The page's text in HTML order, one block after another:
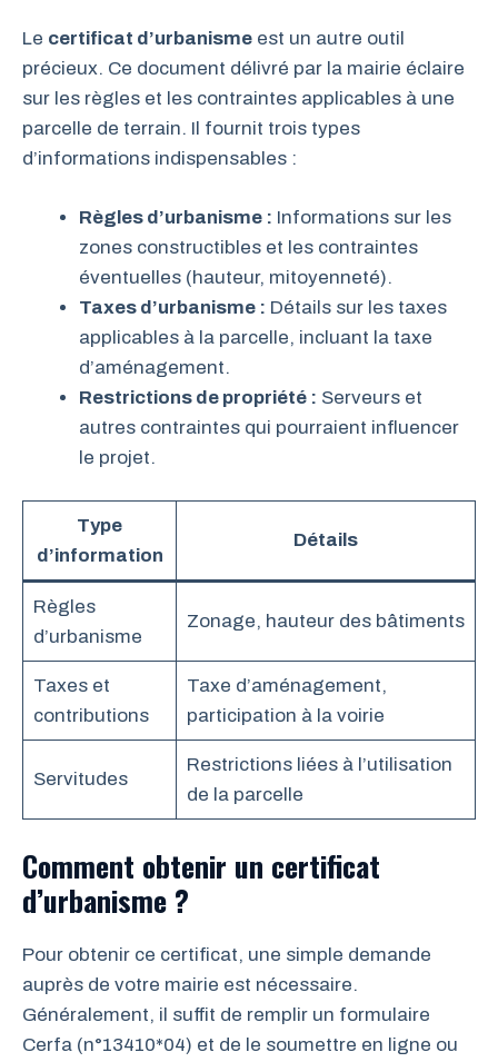
Le certificat d’urbanisme est un autre outil
précieux. Ce document délivré par la mairie éclaire
sur les règles et les contraintes applicables à une
parcelle de terrain. Il fournit trois types
d’informations indispensables :
Règles d’urbanisme : Informations sur les
zones constructibles et les contraintes
éventuelles (hauteur, mitoyenneté).
Taxes d’urbanisme : Détails sur les taxes
applicables à la parcelle, incluant la taxe
d’aménagement.
Restrictions de propriété : Serveurs et
autres contraintes qui pourraient influencer
le projet.
Type
d’information
Détails
Règles
d’urbanisme
Zonage, hauteur des bâtiments
Taxes et
contributions
Taxe d’aménagement,
participation à la voirie
Servitudes
Restrictions liées à l’utilisation
de la parcelle
Comment obtenir un certificat
d’urbanisme ?
Pour obtenir ce certificat, une simple demande
auprès de votre mairie est nécessaire.
Généralement, il suffit de remplir un formulaire
Cerfa (n°13410*04) et de le soumettre en ligne ou